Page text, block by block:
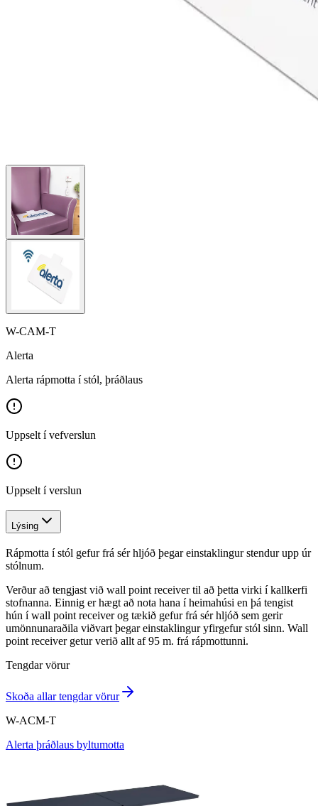
W-CAM-T
Alerta
Alerta rápmotta í stól, þráðlaus
Uppselt í vefverslun
Uppselt í verslun
Lýsing
Rápmotta í stól gefur frá sér hljóð þegar einstaklingur stendur upp úr
stólnum.
Verður að tengjast við wall point receiver til að þetta virki í kallkerfi
stofnanna. Einnig er hægt að nota hana í heimahúsi en þá tengist
hún í wall point receiver og tækið gefur frá sér hljóð sem gerir
umönnunaraðila viðvart þegar einstaklingur yfirgefur stól sinn. Wall
point receiver getur verið allt af 95 m. frá rápmottunni.
Tengdar vörur
Skoða allar tengdar vörur
W-ACM-T
Alerta þráðlaus byltumotta